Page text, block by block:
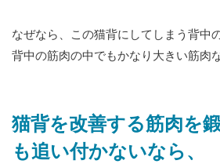
なぜなら、この猫背にしてしまう背中
背中の筋肉の中でもかなり大きい筋肉
猫背を改善する筋肉を
も追い付かないなら、